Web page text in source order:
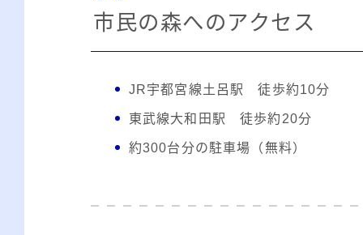
市民の森へのアクセス
JR宇都宮線土呂駅 徒歩約10分
東武線大和田駅 徒歩約20分
約300台分の駐車場（無料）